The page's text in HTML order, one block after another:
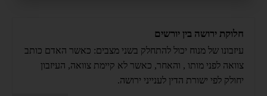
חלוקת ירושה בין יורשים
עיזבונו של מנוח יכול להתחלק בשני מצבים: כאשר האדם כותב
צוואה לפני מותו , והאחר, כאשר לא קיימת צוואה, העיזבון
יחולק לפי ישורת הדין לענייני ירושה.